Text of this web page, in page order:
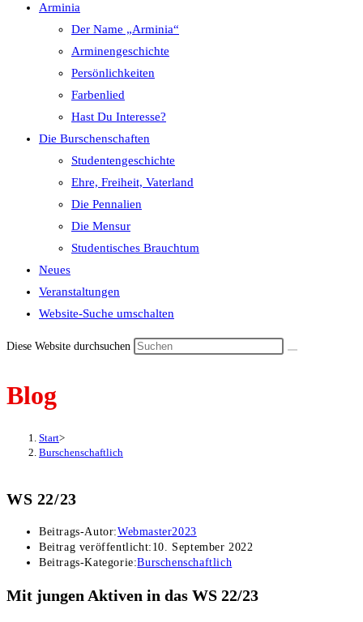
Arminia
Der Name „Arminia“
Arminengeschichte
Persönlichkeiten
Farbenlied
Hast Du Interesse?
Die Burschenschaften
Studentengeschichte
Ehre, Freiheit, Vaterland
Die Pennalien
Die Mensur
Studentisches Brauchtum
Neues
Veranstaltungen
Website-Suche umschalten
Diese Website durchsuchen
Blog
Start>
Burschenschaftlich
WS 22/23
Beitrags-Autor:Webmaster2023
Beitrag veröffentlicht: 10. September 2022
Beitrags-Kategorie:Burschenschaftlich
Mit jungen Aktiven in das WS 22/23